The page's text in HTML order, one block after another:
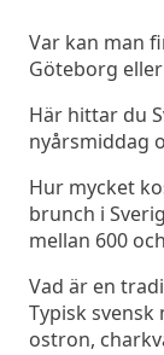
Var kan man
Göteborg
Här hittar du
nyårsmiddag
Hur mycket
brunch i
mellan 600
Vad är en
Typisk svensk
ostron,